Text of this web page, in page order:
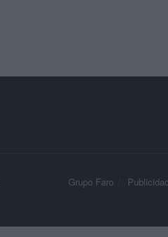
Grupo Faro Publicidad